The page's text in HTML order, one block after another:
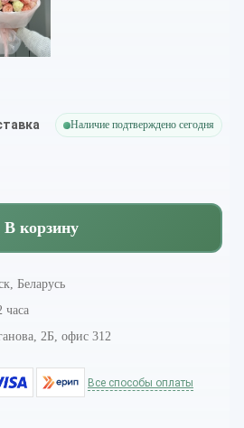
Наличие подтверждено сегодня
В корзину
Беларусь
часа
2Б, офис 312
Все способы оплаты